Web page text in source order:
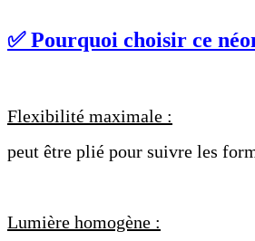
✅ Pourquoi choisir ce
Flexibilité maximale :
peut être plié pour suivre les
Lumière homogène :